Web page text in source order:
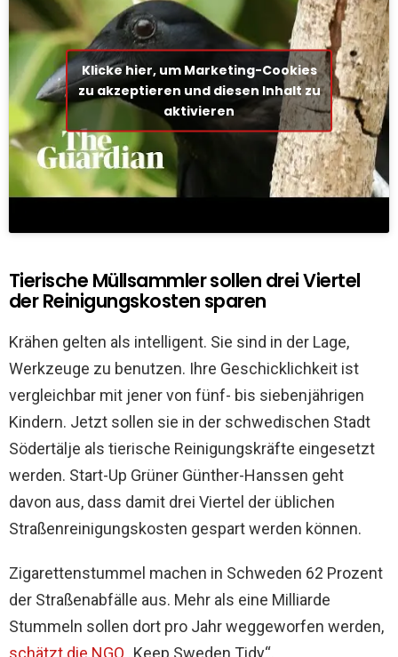
Klicke hier, um Marketing-Cookies
zu akzeptieren und diesen Inhalt zu
aktivieren
Tierische Müllsammler sollen drei Viertel
der Reinigungskosten sparen
Krähen gelten als intelligent. Sie sind in der Lage,
Werkzeuge zu benutzen. Ihre Geschicklichkeit ist
vergleichbar mit jener von fünf- bis siebenjährigen
Kindern. Jetzt sollen sie in der schwedischen Stadt
Södertälje als tierische Reinigungskräfte eingesetzt
werden. Start-Up Grüner Günther-Hanssen geht
davon aus, dass damit drei Viertel der üblichen
Straßenreinigungskosten gespart werden können.
Zigarettenstummel machen in Schweden 62 Prozent
der Straßenabfälle aus. Mehr als eine Milliarde
Stummeln sollen dort pro Jahr weggeworfen werden,
schätzt die NGO „Keep Sweden Tidy“.